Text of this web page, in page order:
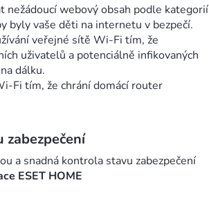
nežádoucí webový obsah podle kategorií
byly vaše děti na internetu v bezpečí.
veřejné sítě Wi-Fi tím, že
uživatelů a potenciálně infikovaných
dálku.
Fi tím, že chrání domácí router
a snadná kontrola stavu zabezpečení
ESET HOME